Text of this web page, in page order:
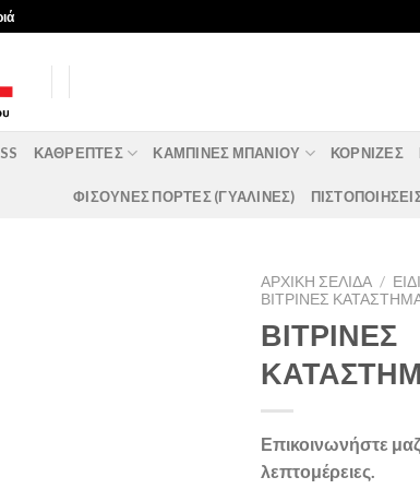
ΚΑΘΡΈΠΤΕΣ ΚΑΜΠΊΝΕΣ ΜΠΆΝΙΟΥ ΚΟΡΝΊΖΕΣ
ΦΙΣΟΥΝΕΣ ΠΟΡΤΕΣ (ΓΥΑΛΙΝΕΣ)
ΑΡΧΙΚΉ ΣΕΛΊΔΑ /
ΒΙΤΡΊΝΕΣ
ΒΙΤΡΙΝΕΣ
Επικοινωνήστε
λεπτομέρειες.